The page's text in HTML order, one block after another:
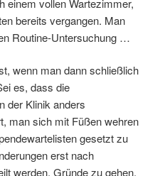
einem vollen Wartezimmer,
bereits vergangen. Man
Routine-Untersuchung …
wenn man dann schließlich
es, dass die
der Klinik anders
man sich mit Füßen wehren
gesetzt zu
erst nach
werden. Gründe zu gehen.